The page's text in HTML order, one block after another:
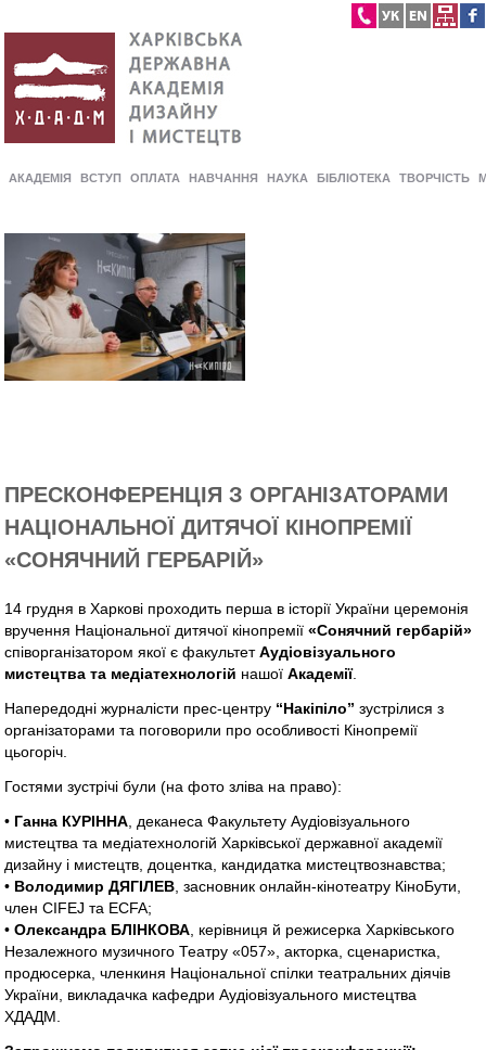
АКАДЕМІЯ ВСТУП ОПЛАТА НАВЧАННЯ НАУКА БІБЛІОТЕКА ТВОРЧІСТЬ
ПРЕСКОНФЕРЕНЦІЯ З ОРГАНІЗАТОРАМИ
НАЦІОНАЛЬНОЇ ДИТЯЧОЇ КІНОПРЕМІЇ
«СОНЯЧНИЙ ГЕРБАРІЙ»
14 грудня в Харкові проходить перша в історії України церемонія
вручення Національної дитячої кінопремії«Сонячний гербарій»
співорганізатором якої є факультетАудіовізуального
мистецтва та медіатехнологій нашоїАкадемії.
Напередодні журналісти прес-центру “Накіпіло” зустрілися з
організаторами та поговорили про особливості Кінопремії
цьогоріч.
Гостями зустрічі були (на фото зліва на право):
• Ганна КУРІННА, деканеса Факультету Аудіовізуального
мистецтва та медіатехнологій Харківської державної академії
дизайну і мистецтв, доцентка, кандидатка мистецтвознавства;
• Володимир ДЯГІЛЕВ, засновник онлайн-кінотеатру КіноБути,
член CIFEJ та ECFA;
•Олександра БЛІНКОВА, керівниця й режисерка Харківського
Незалежного музичного Театру «057», акторка, сценаристка,
продюсерка, членкиня Національної спілки театральних діячів
України, викладачка кафедри Аудіовізуального мистецтва
ХДАДМ.